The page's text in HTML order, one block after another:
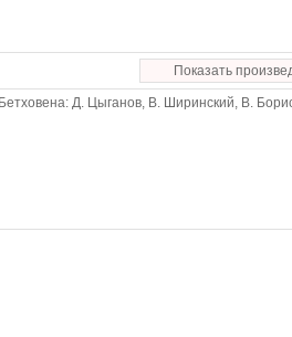
Показать
Д. Цыганов, В. Ширинский, В.